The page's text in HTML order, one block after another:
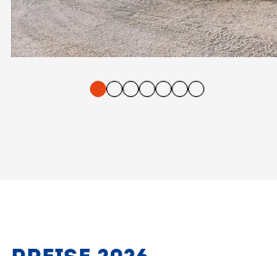
und Vorlesen der Inhalte mit